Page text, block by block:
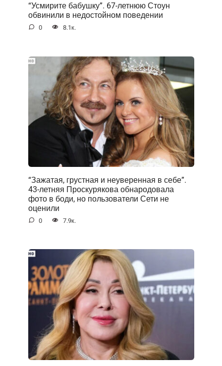
“Усмирите бабушку”. 67-летнюю Стоун
обвинили в недостойном поведении
0 8.1к.
“Зажатая, грустная и неуверенная в себе”.
43-летняя Проскурякова обнародовала
фото в боди, но пользователи Сети не
оценили
0 7.9к.